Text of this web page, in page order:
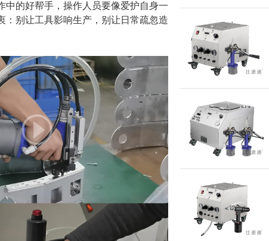
中的好帮手，操作人员要像爱护自身一
：别让工具影响生产，别让日常疏忽造